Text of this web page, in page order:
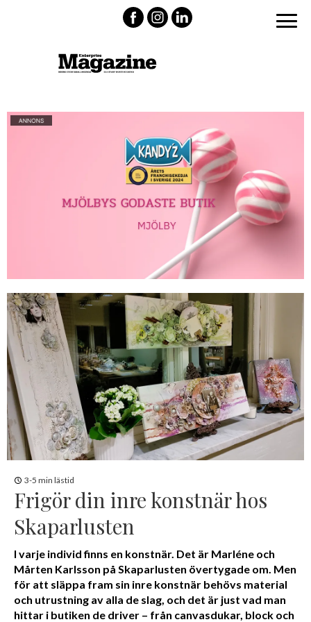
3-5 min lästid
Frigör din inre konstnär hos
Skaparlusten
I varje individ finns en konstnär. Det är Marléne och
Mårten Karlsson på Skaparlusten övertygade om. Men
för att släppa fram sin inre konstnär behövs material
och utrustning av alla de slag, och det är just vad man
hittar i butiken de driver – från canvasdukar, block och